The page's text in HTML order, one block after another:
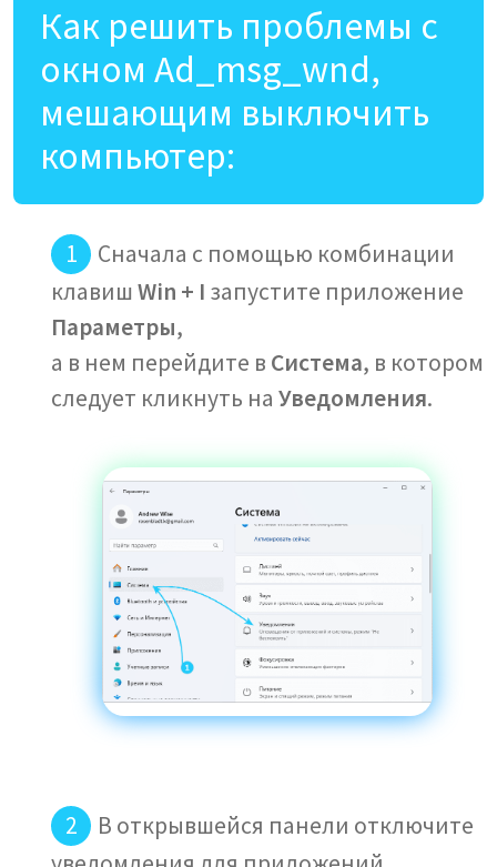
Как решить проблемы с
окном Ad_msg_wnd,
мешающим выключить
компьютер:
Сначала с помощью комбинации
клавишWin + I запустите приложение
Параметры,
а в нем перейдите в Система, в котором
следует кликнуть на Уведомления.
В открывшейся панели отключите